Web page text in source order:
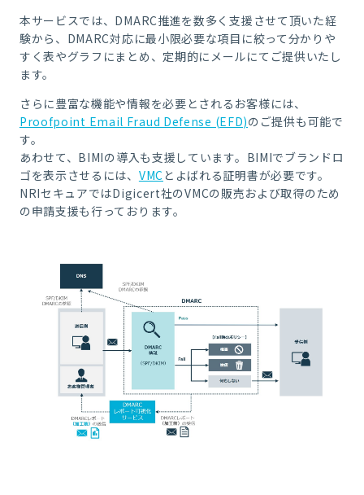
本サービスでは、DMARC推進を数多く支援させて頂いた経
験から、DMARC対応に最小限必要な項目に絞って分かりや
すく表やグラフにまとめ、定期的にメールにてご提供いたし
ます。
さらに豊富な機能や情報を必要とされるお客様には、
Proofpoint Email Fraud Defense (EFD)のご提供も可能で
す。
あわせて、BIMIの導入も支援しています。BIMIでブランドロ
ゴを表示させるには、 VMC とよばれる証明書が必要です。
NRIセキュアではDigicert社のVMCの販売および取得のため
の申請支援も行っております。